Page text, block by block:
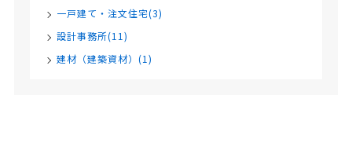
一戸建て・注文住宅(3)
設計事務所(11)
建材（建築資材）(1)